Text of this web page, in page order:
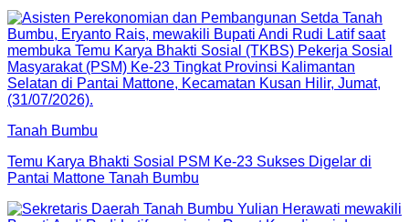
Tanah Bumbu
Temu Karya Bhakti Sosial PSM Ke-23 Sukses Digelar di
Pantai Mattone Tanah Bumbu